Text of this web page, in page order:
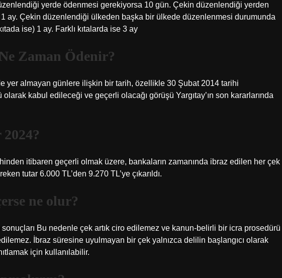
yerde ödenmesi gerekiyorsa 10 gün. Çekin düzenlendiği yerden
ay. Çekin düzenlendiği ülkeden başka bir ülkede düzenlenmesi durumunda
ise) 1 ay. Farklı kıtalarda ise 3 ay
Zaman Ödenir?
yer almayan günlere ilişkin bir tarih, özellikle 30 Şubat 2014 tarihi
kabul edileceği ve geçerli olacağı görüşü Yargıtay’ın son kararlarında
itibaren geçerli olmak üzere, bankaların zamanında ibraz edilen her çek
tutar 6.000 TL’den 9.270 TL’ye çıkarıldı.
ne olur?
sonuçları Bu nedenle çek artık ciro edilemez ve kanun-belirli bir icra prosedürü
İbraz süresine uyulmayan bir çek yalnızca delilin başlangıcı olarak
için kullanılabilir.